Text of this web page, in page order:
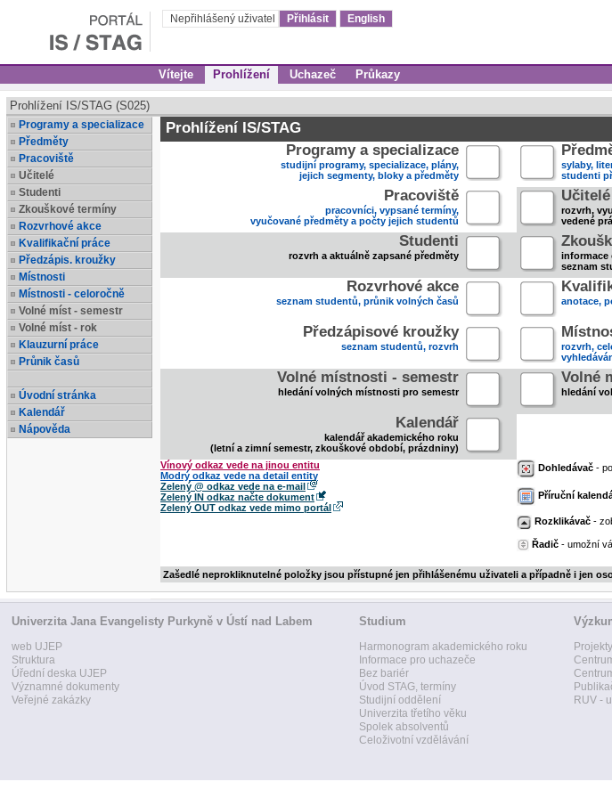
Nepřihlášený uživatel Přihlásit English
Vítejte Prohlížení Uchazeč Průkazy
Prohlížení IS/STAG (S025)
Programy a specializace
Předměty
Pracoviště
Učitelé
Studenti
Zkouškové termíny
Rozvrhové akce
Kvalifikační práce
Předzápis. kroužky
Místnosti
Místnosti - celoročně
Volné míst - semestr
Volné míst - rok
Klauzurní práce
Průnik časů
Úvodní stránka
Kalendář
Nápověda
Prohlížení IS/STAG
Programy a specializace
studijní programy, specializace, plány,
jejich segmenty, bloky a předměty
sylaby,
studenti
Pracoviště
pracovníci, vypsané termíny,
vyučované předměty a počty jejich studentů
Učitelé
rozvrh,
vedené
Studenti
rozvrh a aktuálně zapsané předměty
informace
seznam
Rozvrhové akce
seznam studentů, průnik volných časů anotace,
Předzápisové kroužky
seznam studentů, rozvrh
rozvrh,
Volné místnosti - semestr
hledání volných místnosti pro semestr
Volné
hledání
Kalendář
kalendář akademického roku
(letní a zimní semestr, zkouškové období, prázdniny)
Vínový odkaz vede na jinou entitu
Modrý odkaz vede na detail entity
Zelený @ odkaz vede na e-mail
Zelený IN odkaz načte dokument
Zelený OUT odkaz vede mimo portál
Dohledávač -
Příruční
Rozklikávač -
Řadič - umožní
Zašedlé neprokliknutelné položky jsou přístupné jen přihlášenému uživateli a případně i jen
Univerzita Jana Evangelisty Purkyně v Ústí nad Labem
web UJEP
Struktura
Úřední deska UJEP
Významné dokumenty
Veřejné zakázky
Studium
Harmonogram akademického roku
Informace pro uchazeče
Bez bariér
Úvod STAG, termíny
Studijní oddělení
Univerzita třetího věku
Spolek absolventů
Celoživotní vzdělávání
Projekty
RUV -